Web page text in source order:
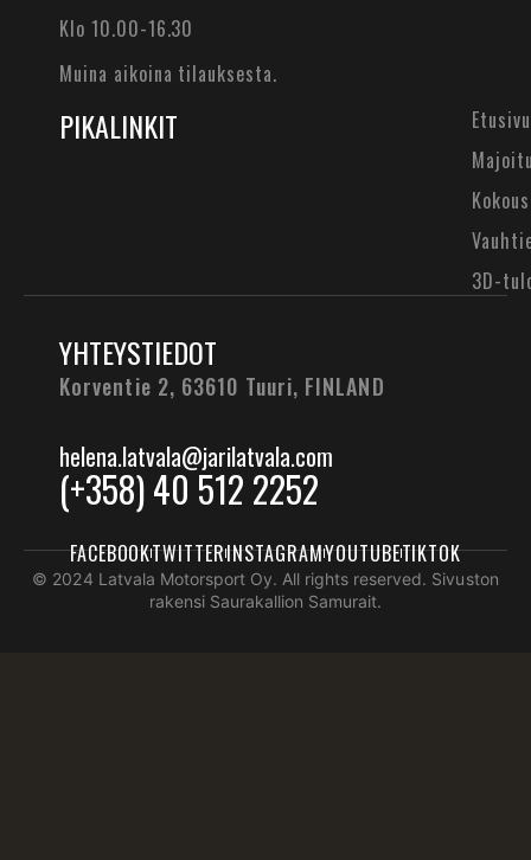
Klo 10.00-16.30
Muina aikoina tilauksesta.
PIKALINKIT
Etusivu
3D-
YHTEYSTIEDOT
Korventie 2, 63610 Tuuri, FINLAND
helena.latvala@jarilatvala.com
(+358) 40 512 2252
© 2024 Latvala Motorsport Oy. All rights reserved. Sivuston
rakensi Saurakallion Samurait.
FACEBOOKTWITTERINSTAGRAMYOUTUBETIKTOK